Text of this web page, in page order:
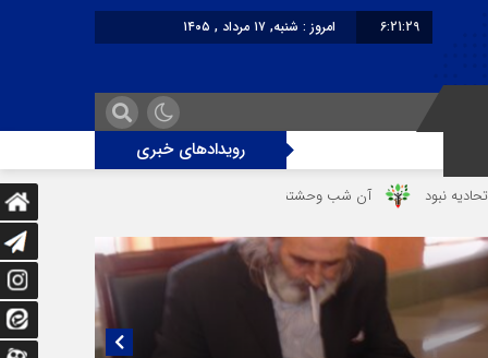
6:21:29
امروز : شنبه, ۱۷ مرداد , ۱۴۰۵
رویدادهای خبری
آن شب وحشتناک در خانه «عصمت» از دندانپزشک قاتل تا قاتل‌ شدن